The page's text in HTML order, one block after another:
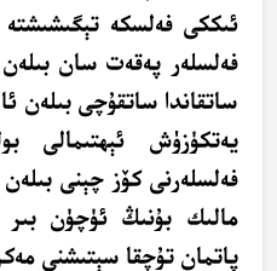
ئىككى فەلسكە
فەلسلەر پەقەت سان
ساتقاندا ساتقۇچى بىلەن
يەتكۈزۈش ئېھتىمالى
فەلسلەرنى كۆز چېنى
مالىك بۇنىڭ ئۈچۈن
پاتمان تۇچقا سېتىشنى